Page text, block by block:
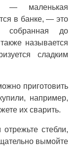
— маленькая
в банке, — это
собранная до
называется
сладким
приготовить
например,
их сварить.
стебли,
вымойте